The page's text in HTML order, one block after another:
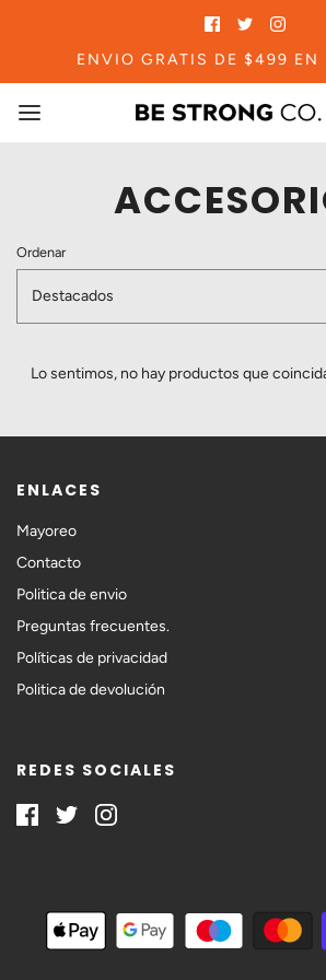
ENVIO GRATIS DE $499 EN
Ordenar
Destacados
Lo sentimos, no hay productos que
ENLACES
Mayoreo
Contacto
Politica de envio
Preguntas frecuentes.
Políticas de privacidad
Politica de devolución
REDES SOCIALES